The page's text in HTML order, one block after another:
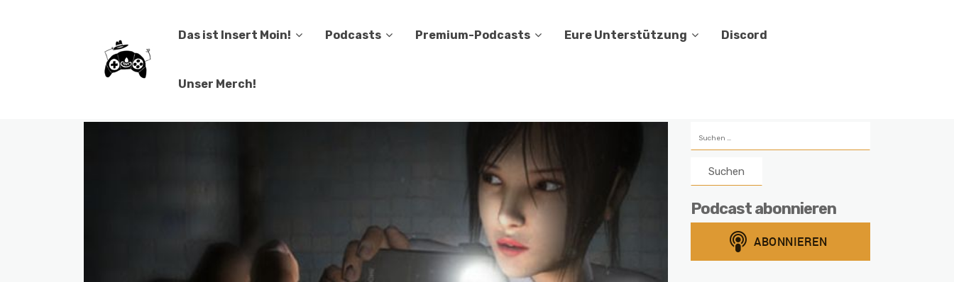
Das ist Insert Moin! Podcasts Premium-Podcasts Eure Unterstützung Discord
Unser Merch!
nach:
Podcast abonnieren